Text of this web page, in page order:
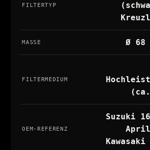
FILTERTYP
MASSE Ø 68
FILTERMEDIUM
OEM-REFERENZ
Suzuki
Kawasaki